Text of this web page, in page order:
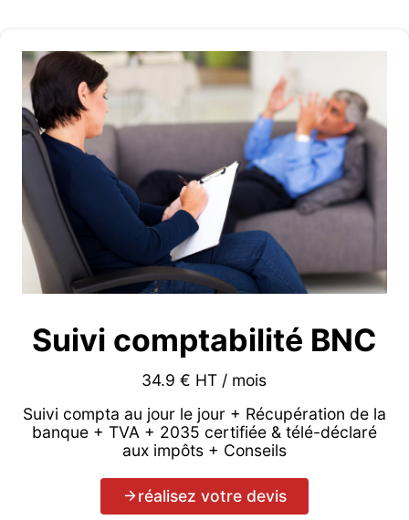
Suivi comptabilité BNC
34.9 € HT / mois
Suivi compta au jour le jour + Récupération de la
banque + TVA + 2035 certifiée & télé-déclaré
aux impôts + Conseils
réalisez votre devis